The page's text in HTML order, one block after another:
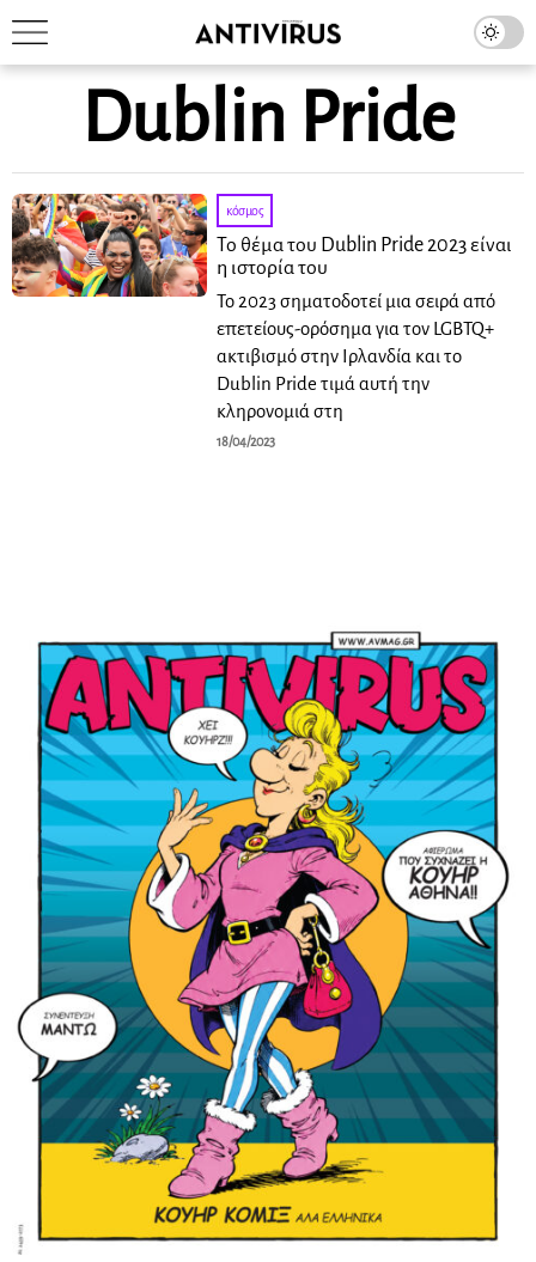
Dublin Pride
κόσμος
Το θέμα του Dublin Pride 2023 είναι
η ιστορία του
Το 2023 σηματοδοτεί μια σειρά από
επετείους-ορόσημα για τον LGBTQ+
ακτιβισμό στην Ιρλανδία και το
Dublin Pride τιμά αυτή την
κληρονομιά στη
18/04/2023